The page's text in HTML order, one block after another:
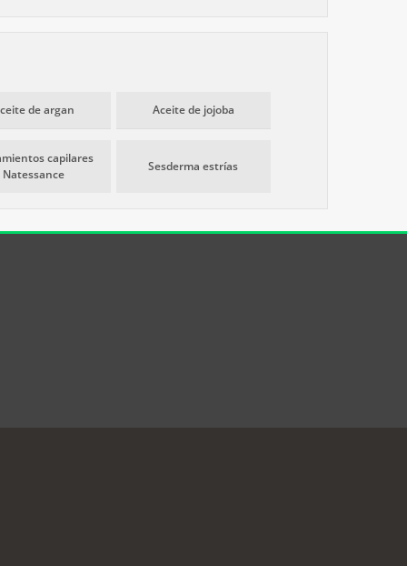
de argan Aceite de jojoba
capilares
Natessance
Sesderma estrías